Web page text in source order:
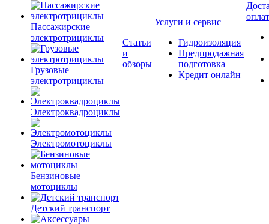
Пассажирские
электротрициклы
Грузовые
электротрициклы
Электроквадроциклы
Электромотоциклы
Бензиновые
мотоциклы
Детский транспорт
Статьи
и
обзоры
Услуги и сервис
Гидроизоляция
Предпродажная
подготовка
Кредит онлайн